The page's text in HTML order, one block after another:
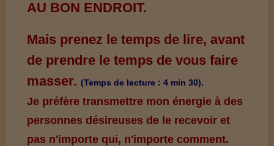
AU BON ENDROIT.
Mais prenez le temps de lire, avant
de prendre le temps de vous faire
masser. (Temps de lecture : 4 min 30).
Je préfère transmettre mon énergie à des
personnes désireuses de le recevoir et
pas n'importe qui, n'importe comment.